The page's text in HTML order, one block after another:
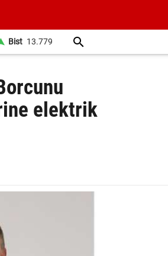
Bist 13.779
elektrik